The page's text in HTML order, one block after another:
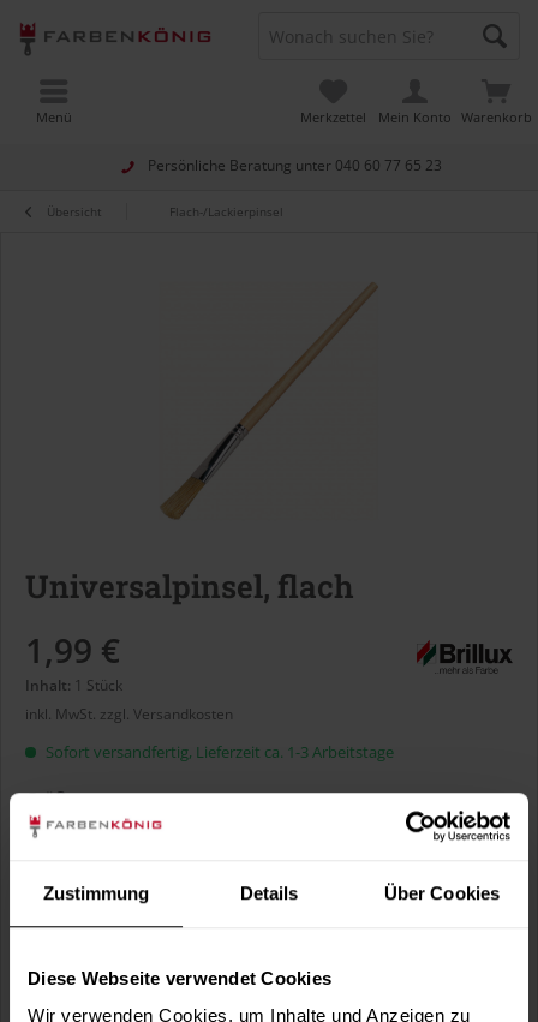
Zustimmung Details Über Cookies
Diese Webseite verwendet Cookies
Wir verwenden Cookies, um Inhalte und Anzeigen zu
Persönliche Beratung unter 040 60 77 65 23
Warenkorb
Merkzettel Mein Konto
Menü
Übersicht Flach-/Lackierpinsel
Universalpinsel, flach
1,99 €
Inhalt: 1 Stück
inkl. MwSt. zzgl. Versandkosten
Sofort versandfertig, Lieferzeit ca. 1-3 Arbeitstage
Größe:
In denWarenkorb